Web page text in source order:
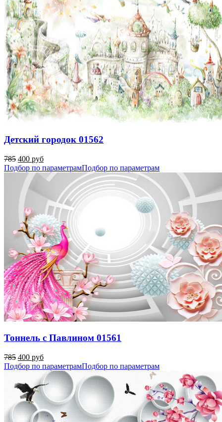
Детский городок 01562
785 400 руб
Подбор по параметрамПодбор по параметрам
Тоннель с Павлином 01561
785 400 руб
Подбор по параметрамПодбор по параметрам